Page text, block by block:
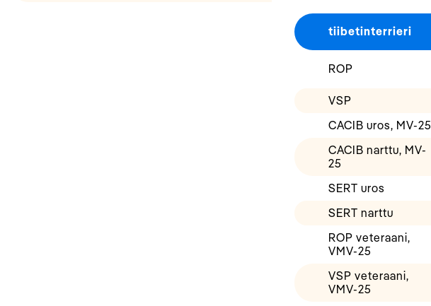
tiibetinterrieri
ROP
VSP
CACIB uros, MV-25
CACIB narttu, MV-
25
SERT uros
SERT narttu
ROP veteraani,
VMV-25
VSP veteraani,
VMV-25